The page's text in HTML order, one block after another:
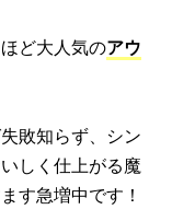
ど大人気のアウ
敗知らず、シン
しく仕上がる魔
す急増中です！